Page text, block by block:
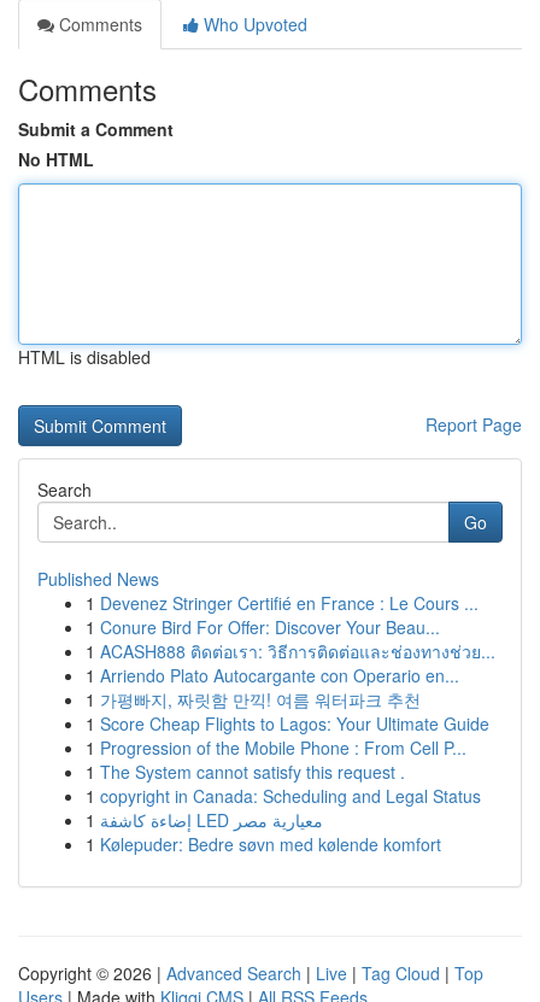
Comments
Who Upvoted
Comments
Submit a Comment
No HTML
HTML is disabled
Report Page
Search
Go
Published News
1 Devenez Stringer Certifié en France : Le Cours ...
1 Conure Bird For Offer: Discover Your Beau...
1 ACASH888 ติดต่อเรา: วิธีการติดต่อและช่องทางช่วย...
1 Arriendo Plato Autocargante con Operario en...
1 가평빠지, 짜릿함 만끽! 여름 워터파크 추천
1 Score Cheap Flights to Lagos: Your Ultimate Guide
1 Progression of the Mobile Phone : From Cell P...
1 The System cannot satisfy this request .
1 copyright in Canada: Scheduling and Legal Status
1
إضاءة كاشفة LED معيارية مصر
1 Kølepuder: Bedre søvn med kølende komfort
Copyright © 2026 | Advanced Search | Live | Tag Cloud | Top
Users | Made with Kliqqi CMS | All RSS Feeds